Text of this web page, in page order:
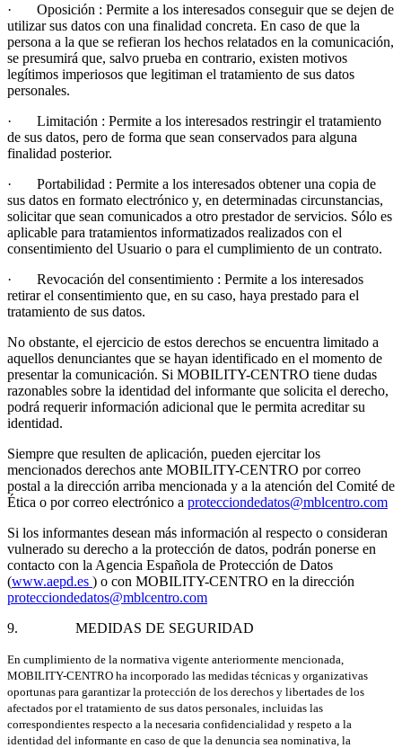
· Oposición : Permite a los interesados conseguir que se dejen de
utilizar sus datos con una finalidad concreta. En caso de que la
persona a la que se refieran los hechos relatados en la comunicación,
se presumirá que, salvo prueba en contrario, existen motivos
legítimos imperiosos que legitiman el tratamiento de sus datos
personales.
· Limitación : Permite a los interesados restringir el tratamiento
de sus datos, pero de forma que sean conservados para alguna
finalidad posterior.
· Portabilidad : Permite a los interesados obtener una copia de
sus datos en formato electrónico y, en determinadas circunstancias,
solicitar que sean comunicados a otro prestador de servicios. Sólo es
aplicable para tratamientos informatizados realizados con el
consentimiento del Usuario o para el cumplimiento de un contrato.
· Revocación del consentimiento : Permite a los interesados
retirar el consentimiento que, en su caso, haya prestado para el
tratamiento de sus datos.
No obstante, el ejercicio de estos derechos se encuentra limitado a
aquellos denunciantes que se hayan identificado en el momento de
presentar la comunicación. Si MOBILITY-CENTRO tiene dudas
razonables sobre la identidad del informante que solicita el derecho,
podrá requerir información adicional que le permita acreditar su
identidad.
Siempre que resulten de aplicación, pueden ejercitar los
mencionados derechos ante MOBILITY-CENTRO por correo
postal a la dirección arriba mencionada y a la atención del Comité de
Ética o por correo electrónico a protecciondedatos@mblcentro.com
Si los informantes desean más información al respecto o consideran
vulnerado su derecho a la protección de datos, podrán ponerse en
contacto con la Agencia Española de Protección de Datos
(www.aepd.es ) o con MOBILITY-CENTRO en la dirección
protecciondedatos@mblcentro.com
9. MEDIDAS DE SEGURIDAD
En cumplimiento de la normativa vigente anteriormente mencionada,
MOBILITY-CENTRO ha incorporado las medidas técnicas y organizativas
oportunas para garantizar la protección de los derechos y libertades de los
afectados por el tratamiento de sus datos personales, incluidas las
correspondientes respecto a la necesaria confidencialidad y respeto a la
identidad del informante en caso de que la denuncia sea nominativa, la